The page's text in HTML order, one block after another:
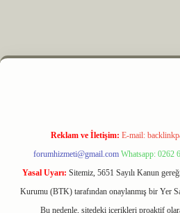
elexbet
Reklam ve İletişim: E-mail:
forumhizmeti@gmail.com Whatsapp: 0262
Yasal Uyarı: Sitemiz, 5651 Sayılı Kanun
Kurumu (BTK) tarafından onaylanmış bir Yer
Bu nedenle, sitedeki içerikleri proaktif